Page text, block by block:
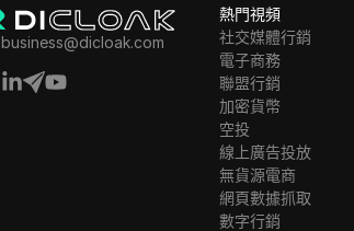
business@dicloak.com
熱門視頻
社交媒體行銷
電子商務
聯盟行銷
加密貨幣
空投
線上廣告投放
無貨源電商
網頁數據抓取
數字行銷